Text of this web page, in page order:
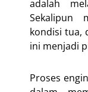
adalah
Sekalipun
kondisi tua,
ini menjadi
Proses